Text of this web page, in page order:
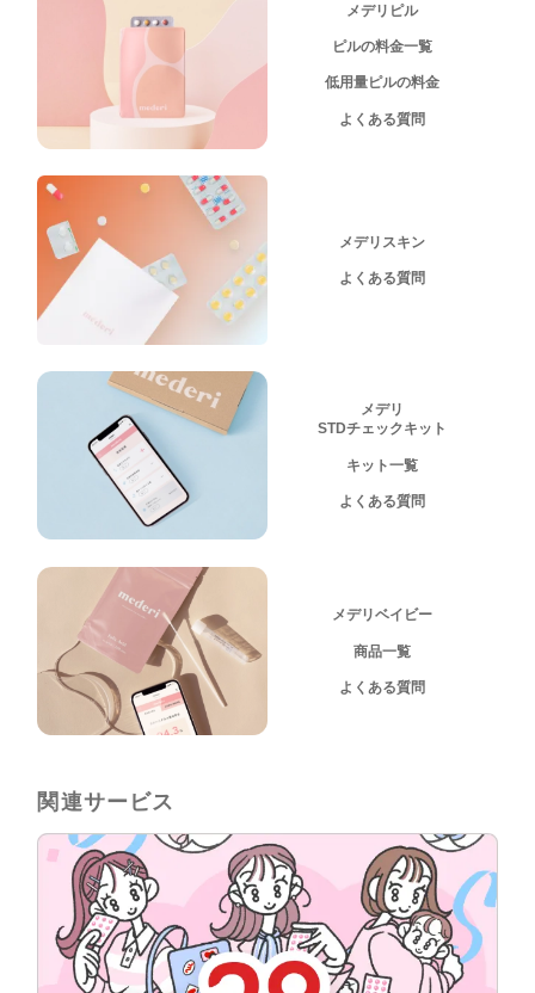
メデリピル
ピルの料金一覧
低用量ピルの料金
よくある質問
メデリスキン
よくある質問
メデリ
STDチェックキット
キット一覧
よくある質問
メデリベイビー
商品一覧
よくある質問
関連サービス